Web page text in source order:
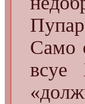
Само
всуе